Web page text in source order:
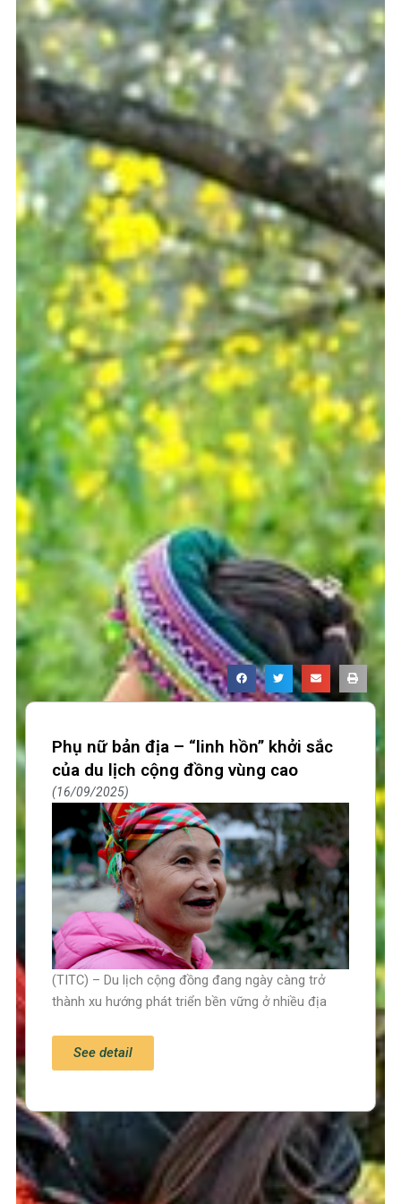
Trang chủ
Tin tức – Sự kiện
Phụ nữ bản địa – “linh hồn” khởi sắc
của du lịch cộng đồng vùng cao
16/09/2025
(TITC) – Du lịch cộng đồng đang ngày càng trở
thành xu hướng phát triển bền vững ở nhiều địa
See detail